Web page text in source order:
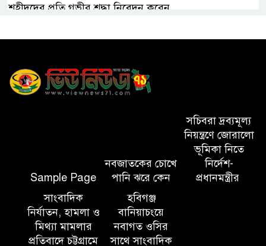
শহীদদের প্রতি গভীর শ্রদ্ধা নিবেদন করেন
১০ লাখ টাকার চেক ডিজঅনার
‘সমন্বিত উদ্যোগেই গড়ে উঠবে
ত্রিতরঙ্গের বাদল সাঁঝের বর্ণাঢ্য
আয়োজন ‘শ্রাবনের মেঘগুলো’
সিলেট রেঞ্জের ডিআইজি জুলাই
স্মৃতিস্তম্ভে পুষ্পস্তবক অর্পণের মাধ্যমে
জুলাই গণঅভ্যুত্থানের শহীদদের প্রতি
Sample Page
নবজাতকের চোখে
পানি ঝরে কেন
সচিবরা দ্রব্যমূল্য
নিয়ন্ত্রণে জোরালো
ভূমিকা নিতে
নির্দেশ-
প্রধানমন্ত্রীর
সাংবাদিক
নির্যাতন, হামলা ও
মিথ্যা মামলার
প্রতিবাদে চট্টগ্রামে
হবিগঞ্জ
বানিয়াচংয়ে
নবাগত ওসির
সাথে সাংবাদিক